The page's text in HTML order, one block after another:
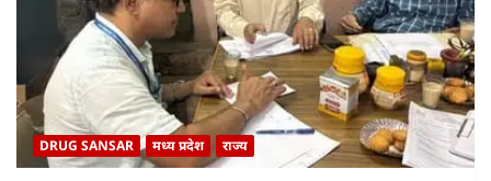
DRUG SANSAR मध्य प्रदेश राज्य